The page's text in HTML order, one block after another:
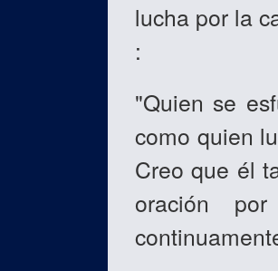
lucha por la
:
"Quien se
como quien
Creo que él
oración